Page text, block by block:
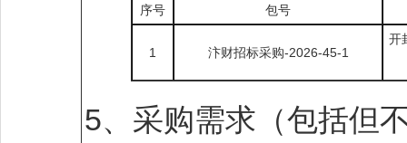
序号 包号
1 汴财招标采购-2026-45-1
开
5、采购需求（包括但